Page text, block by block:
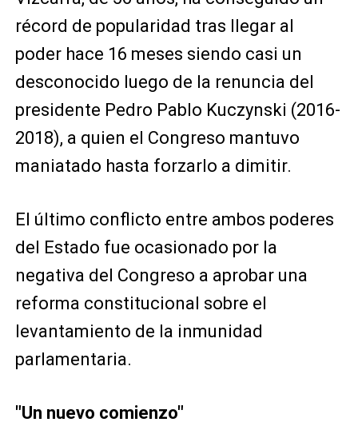
récord de popularidad tras llegar al
poder hace 16 meses siendo casi un
desconocido luego de la renuncia del
presidente Pedro Pablo Kuczynski (2016-
2018), a quien el Congreso mantuvo
maniatado hasta forzarlo a dimitir.
El último conflicto entre ambos poderes
del Estado fue ocasionado por la
negativa del Congreso a aprobar una
reforma constitucional sobre el
levantamiento de la inmunidad
parlamentaria.
"Un nuevo comienzo"